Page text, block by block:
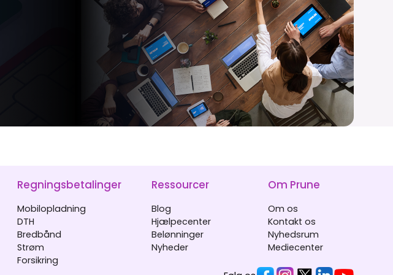
Regningsbetalinger
Mobilopladning
DTH
Bredbånd
Strøm
Forsikring
Ressourcer
Blog
Hjælpecenter
Belønninger
Nyheder
Om Prune
Om os
Kontakt os
Nyhedsrum
Mediecenter